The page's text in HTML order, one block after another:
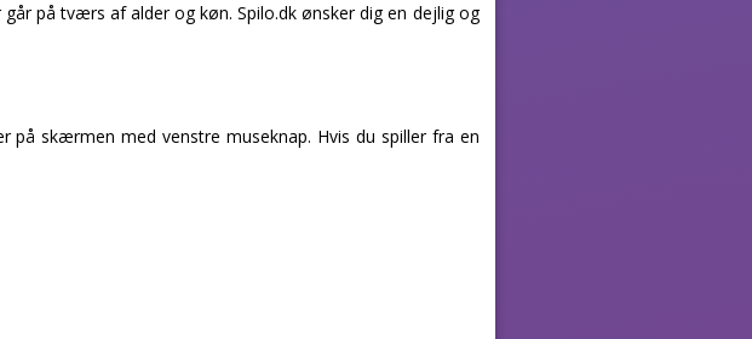
på tværs af alder og køn. Spilo.dk ønsker dig en dejlig og
på skærmen med venstre museknap. Hvis du spiller fra en